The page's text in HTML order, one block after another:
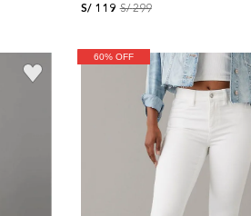
S/ 119 S/ 299
60% OFF